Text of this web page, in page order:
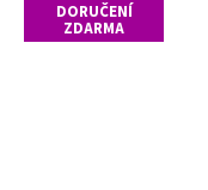
DORUČENÍ
ZDARMA